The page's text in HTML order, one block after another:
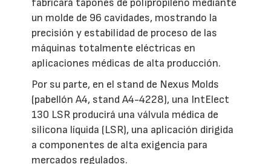
un molde de 96 cavidades, mostrando la
precisión y estabilidad de proceso de las
máquinas totalmente eléctricas en
aplicaciones médicas de alta producción.
Por su parte, en el stand de Nexus Molds
(pabellón A4, stand A4-4228), una IntElect
130 LSR producirá una válvula médica de
silicona líquida (LSR), una aplicación dirigida
a componentes de alta exigencia para
mercados regulados.